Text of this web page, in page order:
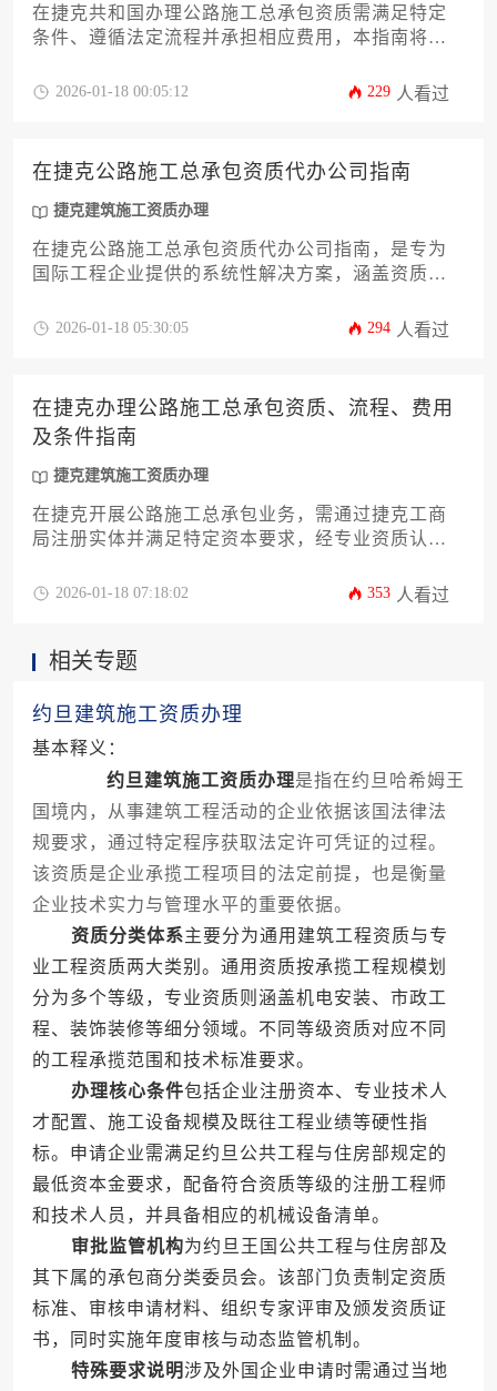
在捷克共和国办理公路施工总承包资质需满足特定
条件、遵循法定流程并承担相应费用，本指南将系
及实操要点，为工程企业提供一站式解决方案。
2026-01-18 00:05:12 229 人看过
在捷克公路施工总承包资质代办公司指南
捷克建筑施工资质办理
在捷克公路施工总承包资质代办公司指南，是专为
国际工程企业提供的系统性解决方案，涵盖资质申
律法规的前提下高效完成公路建设资质认证。
2026-01-18 05:30:05 294 人看过
在捷克办理公路施工总承包资质、流程、费用
及条件指南
捷克建筑施工资质办理
在捷克开展公路施工总承包业务，需通过捷克工商
局注册实体并满足特定资本要求，经专业资质认证
个流程涉及法律合规、财务审计及技术文件准备，
程关键节点及成本构成，助力企业高效完成市场准
2026-01-18 07:18:02 353 人看过
相关专题
约旦建筑施工资质办理
基本释义：
约旦建筑施工资质办理是指在约旦哈希姆王
国境内，从事建筑工程活动的企业依据该国法律法
规要求，通过特定程序获取法定许可凭证的过程。
该资质是企业承揽工程项目的法定前提，也是衡量
企业技术实力与管理水平的重要依据。
资质分类体系主要分为通用建筑工程资质与专
业工程资质两大类别。通用资质按承揽工程规模划
分为多个等级，专业资质则涵盖机电安装、市政工
程、装饰装修等细分领域。不同等级资质对应不同
的工程承揽范围和技术标准要求。
办理核心条件包括企业注册资本、专业技术人
才配置、施工设备规模及既往工程业绩等硬性指
标。申请企业需满足约旦公共工程与住房部规定的
最低资本金要求，配备符合资质等级的注册工程师
和技术人员，并具备相应的机械设备清单。
审批监管机构为约旦王国公共工程与住房部及
其下属的承包商分类委员会。该部门负责制定资质
标准、审核申请材料、组织专家评审及颁发资质证
书，同时实施年度审核与动态监管机制。
特殊要求说明涉及外国企业申请时需通过当地